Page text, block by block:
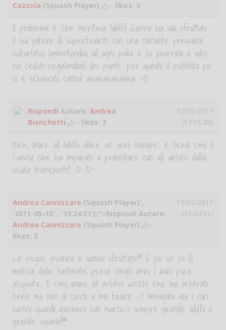
Cazzola (Squash Player) - likes: 3
Il problema è che meritava Adolfo! Canna ha solo sfruttato
il suo potere di superfavorito con una costante pressione
sull'arbitro lamentandosi ad ogni palla e lui poverino a volte
ha ceduto regalandogli dei punti... per questo il pubblico poi
si è schierato contro! ahahahahahha :-D
Rispondi Autore: Andrea
Bianchetti
- likes: 3
12/05/2011
(17:15:28)
Beh, onore ad Adolfo allora, un vero signore... e bravo cmq il
Canna che ha imparato a protestare con gli arbitri dalla
scuola Bianchetti!! :D :D
Andrea Cannizzaro (Squash Player)',
'2011-05-13' , '19:34:31');">Rispondi Autore:
Andrea Cannizzaro (Squash Player)
-
likes: 2
13/05/2011
(19:34:31)
Le regole esistono e vanno sfruttate!!!! E poi un po di
malizia dalle bastonate prese negli anni l avro pure
acquisita... E cmq onore all arbitro vacchi che ha arbitrato
bene ma non di certo a mio favore :-) immagino gia i cori
contro quando giochero con marco:-) srmpre grande adolfo e
grande squash!!!!!!